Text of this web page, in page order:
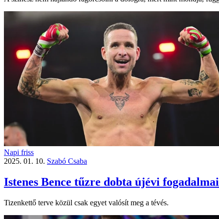
Napi friss
2025. 01. 10. Szabó Csaba
Istenes Bence tűzre dobta újévi
Tizenkettő terve közül csak egyet valósít meg a tévés.